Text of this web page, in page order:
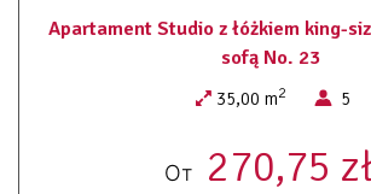
Apartament Studio z łóżkiem king-
sofą No. 23
35,00 m2 5
От 270,75 zł